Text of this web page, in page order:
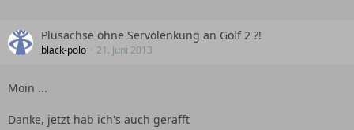
Plusachse ohne Servolenkung an Golf 2 ?!
black-polo 21. Juni 2013
Moin ...
Danke, jetzt hab ich's auch gerafft